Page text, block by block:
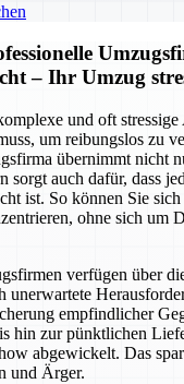
– Ihr Umzug
und oft
um reibungslos zu
übernimmt nicht
sorgt auch dafür, dass
ist. So können Sie
ohne sich um
verfügen über
unerwartete
empfindlicher
hin zur pünktlichen
abgewickelt. Das
und Ärger.